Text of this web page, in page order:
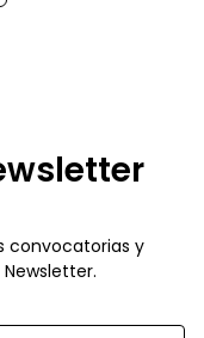
convocatorias y